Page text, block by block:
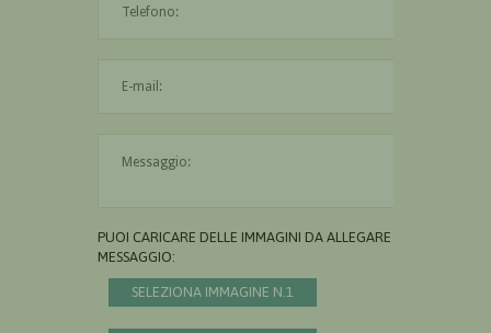
PUOI CARICARE DELLE IMMAGINI DA ALLEGARE AL
MESSAGGIO:
SELEZIONA IMMAGINE N.1